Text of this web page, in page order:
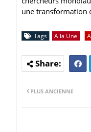
une transformation
Tags A la Une
PLUS ANCIENNE